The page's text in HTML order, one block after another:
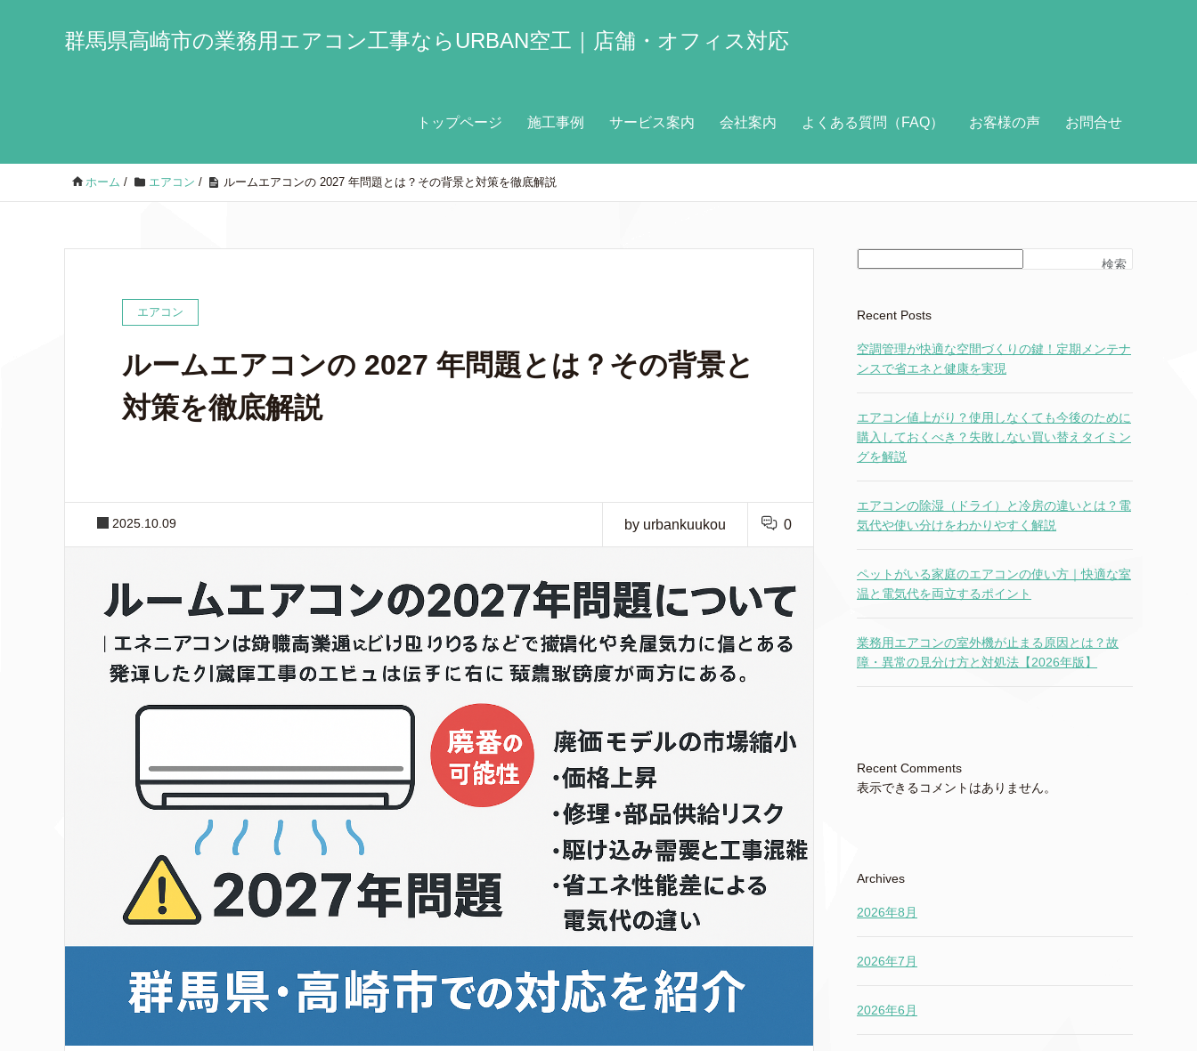
群馬県高崎市の業務用エアコン工事ならURBAN空工｜店舗・オフィス対応
トップページ 施工事例 サービス案内 会社案内 よくある質問（FAQ） お客様の声 お問合せ
ホーム / エアコン / ルームエアコンの 2027 年問題とは？その背景と対策を徹底解説
エアコン
ルームエアコンの 2027 年問題とは？その背景と
対策を徹底解説
2025.10.09 by urbankuukou 0
検索
Recent Posts
空調管理が快適な空間づくりの鍵！定期メンテナ
ンスで省エネと健康を実現
エアコン値上がり？使用しなくても今後のために
購入しておくべき？失敗しない買い替えタイミン
グを解説
エアコンの除湿（ドライ）と冷房の違いとは？電
気代や使い分けをわかりやすく解説
ペットがいる家庭のエアコンの使い方｜快適な室
温と電気代を両立するポイント
業務用エアコンの室外機が止まる原因とは？故
障・異常の見分け方と対処法【2026年版】
Recent Comments
表示できるコメントはありません。
Archives
2026年8月
2026年7月
2026年6月